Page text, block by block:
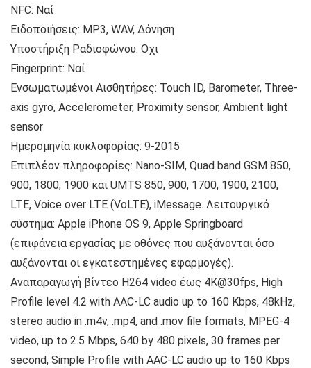
NFC: Ναί
Ειδοποιήσεις: MP3, WAV, Δόνηση
Υποστήριξη Ραδιοφώνου: Οχι
Fingerprint: Ναί
Ενσωματωμένοι Αισθητήρες: Touch ID, Barometer, Three-
axis gyro, Accelerometer, Proximity sensor, Ambient light
sensor
Ημερομηνία κυκλοφορίας: 9-2015
Επιπλέον πληροφορίες: Nano-SIM, Quad band GSM 850,
900, 1800, 1900 και UMTS 850, 900, 1700, 1900, 2100,
LTE, Voice over LTE (VoLTE), iMessage. Λειτουργικό
σύστημα: Apple iPhone OS 9, Apple Springboard
(επιφάνεια εργασίας με οθόνες που αυξάνονται όσο
αυξάνονται οι εγκατεστημένες εφαρμογές).
Αναπαραγωγή βίντεο H264 video έως 4K@30fps, High
Profile level 4.2 with AAC-LC audio up to 160 Kbps, 48kHz,
stereo audio in .m4v, .mp4, and .mov file formats, MPEG-4
video, up to 2.5 Mbps, 640 by 480 pixels, 30 frames per
second, Simple Profile with AAC-LC audio up to 160 Kbps